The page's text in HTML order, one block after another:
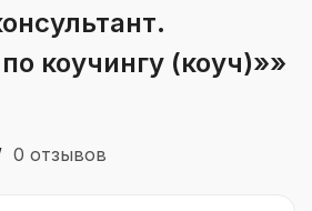
коучингу (коуч)»»
0 отзывов